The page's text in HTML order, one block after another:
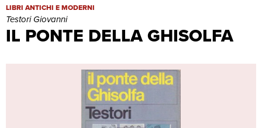
IL PONTE DELLA GHISOLFA
IL PONTE DELLA GHISOLFA | Libri antichi e moderni | Testori
LIBRI ANTICHI E MODERNI
Testori Giovanni